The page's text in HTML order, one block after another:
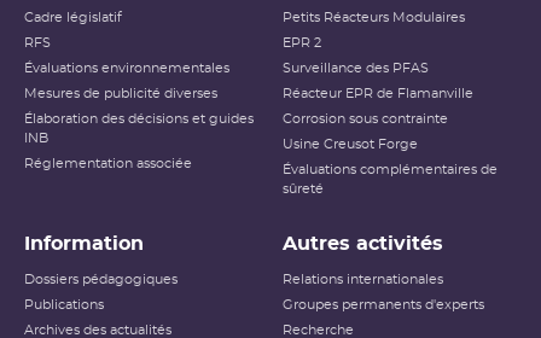
Cadre législatif
RFS
Évaluations environnementales
Mesures de publicité diverses
Élaboration des décisions et guides
INB
Réglementation associée
Petits Réacteurs Modulaires
EPR 2
Surveillance des PFAS
Réacteur EPR de Flamanville
Corrosion sous contrainte
Usine Creusot Forge
Évaluations complémentaires de
sûreté
Information
Dossiers pédagogiques
Publications
Archives des actualités
Autres activités
Relations internationales
Groupes permanents d'experts
Recherche